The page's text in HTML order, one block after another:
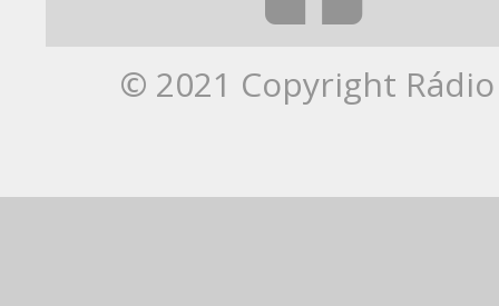
© 2021 Copyright